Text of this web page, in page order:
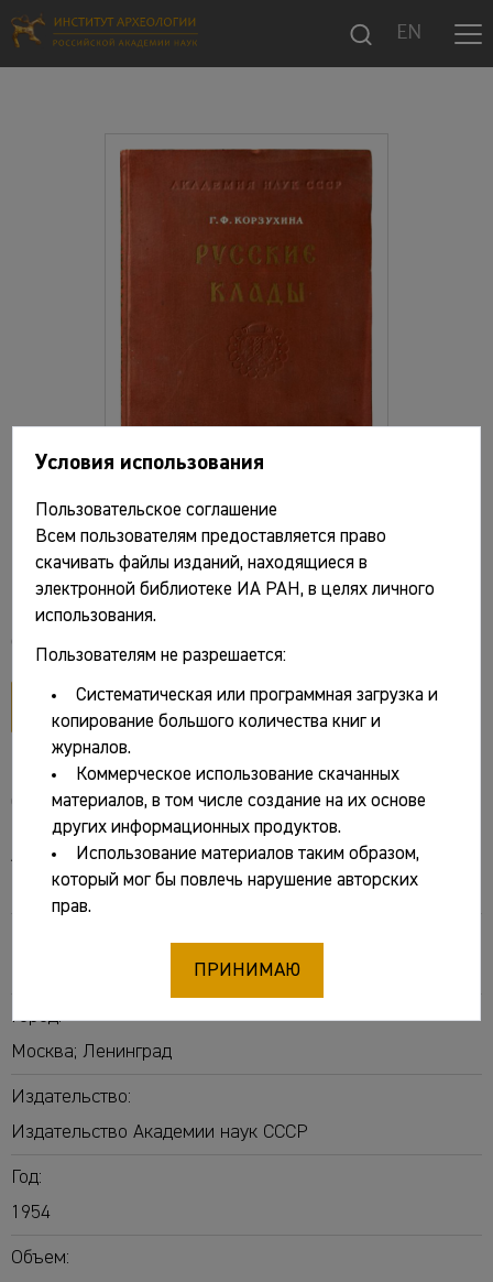
EN
Корзухина Г.Ф. Русские клады IX–XIII вв. М.;
Л.: Изд-во АН СССР, 1954.156 с., ил.
Файлы и ссылки
открыть PDF
Основные сведения
Авторы:
Корзухина Гали Федоровна
Русские клады IX–XIII вв.
Город:
Москва; Ленинград
Издательство:
Издательство Академии наук СССР
Год:
1954
Объем:
Условия использования
Пользовательское соглашение
Всем пользователям предоставляется право
скачивать файлы изданий, находящиеся в
электронной библиотеке ИА РАН, в целях личного
использования.
Пользователям не разрешается:
Систематическая или программная загрузка и
копирование большого количества книг и
журналов.
Коммерческое использование скачанных
материалов, в том числе создание на их основе
других информационных продуктов.
Использование материалов таким образом,
который мог бы повлечь нарушение авторских
прав.
ПРИНИМАЮ